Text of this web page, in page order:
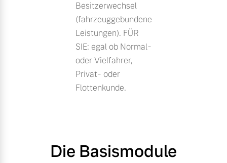
Besitzerwechsel
(fahrzeuggebundene
Leistungen). FÜR
SIE: egal ob Normal-
oder Vielfahrer,
Privat- oder
Flottenkunde.
Die Basismodule